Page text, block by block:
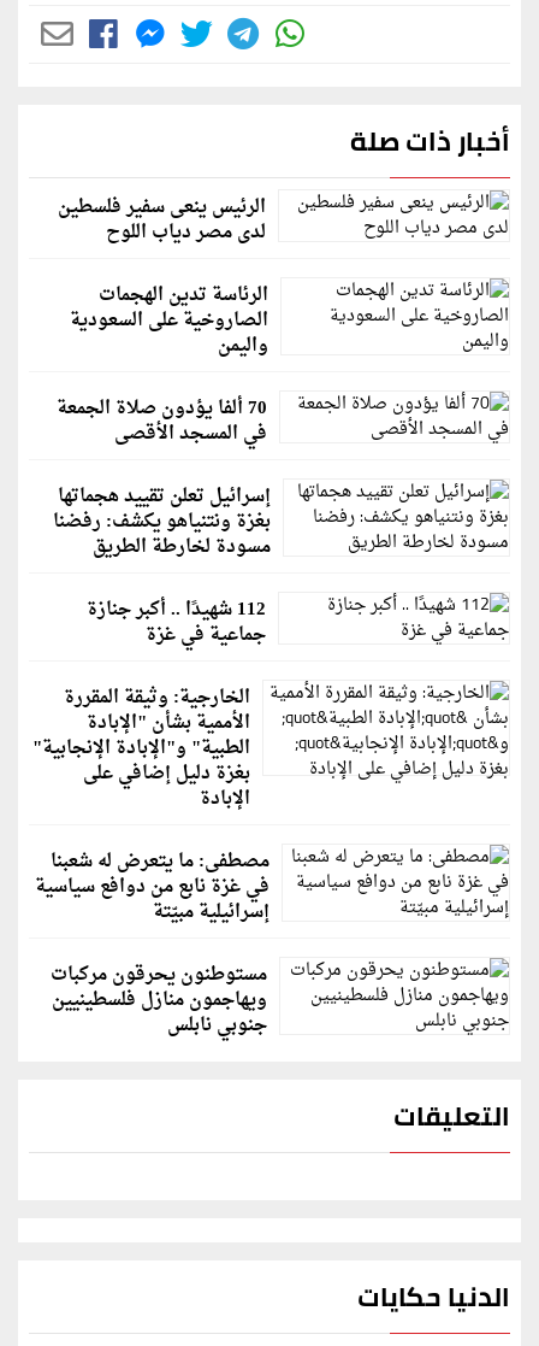
أخبار ذات صلة
الرئيس ينعى سفير فلسطين
لدى مصر دياب اللوح
الرئاسة تدين الهجمات
الصاروخية على السعودية
واليمن
70 ألفا يؤدون صلاة الجمعة
في المسجد الأقصى
إسرائيل تعلن تقييد هجماتها
بغزة ونتنياهو يكشف: رفضنا
مسودة لخارطة الطريق
112 شهيدًا .. أكبر جنازة
جماعية في غزة
الخارجية: وثيقة المقررة
الأممية بشأن "الإبادة
الطبية" و"الإبادة الإنجابية"
بغزة دليل إضافي على
الإبادة
مصطفى: ما يتعرض له شعبنا
في غزة نابع من دوافع سياسية
إسرائيلية مبيّتة
مستوطنون يحرقون مركبات
ويهاجمون منازل فلسطينيين
جنوبي نابلس
التعليقات
الدنيا حكايات